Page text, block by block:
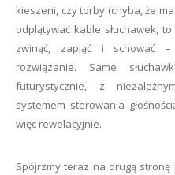
kieszeni, czy torby (chyba, że
odplątywać kable słuchawek,
zwinąć, zapiąć i schować
rozwiązanie. Same
futurystycznie, z
systemem sterowania
więc rewelacyjnie.
Spójrzmy teraz na drugą stronę